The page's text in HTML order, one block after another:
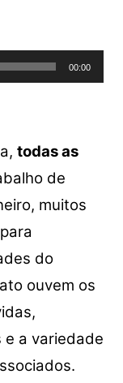
00:00
todas as
de
muitos
do
ouvem os
a variedade